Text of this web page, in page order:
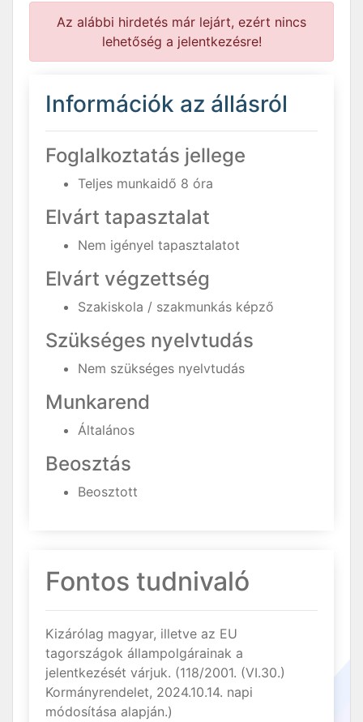
Az alábbi hirdetés már lejárt, ezért nincs
lehetőség a jelentkezésre!
Információk az állásról
Foglalkoztatás jellege
Teljes munkaidő 8 óra
Elvárt tapasztalat
Nem igényel tapasztalatot
Elvárt végzettség
Szakiskola / szakmunkás képző
Szükséges nyelvtudás
Nem szükséges nyelvtudás
Munkarend
Általános
Beosztás
Beosztott
Fontos tudnivaló
Kizárólag magyar, illetve az EU
tagországok állampolgárainak a
jelentkezését várjuk. (118/2001. (VI.30.)
Kormányrendelet, 2024.10.14. napi
módosítása alapján.)